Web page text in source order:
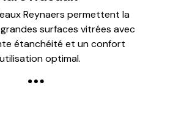
Reynaers permettent la
surfaces vitrées avec
étanchéité et un confort
optimal.